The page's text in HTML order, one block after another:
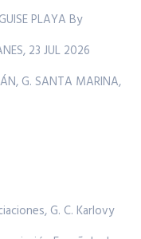
PLAYA By
23 JUL 2026
G. SANTA MARINA,
G. C. Karlovy